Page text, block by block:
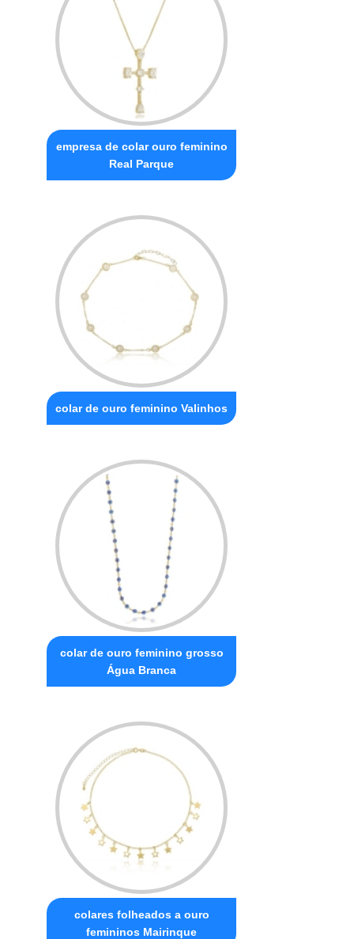
empresa de colar ouro feminino
Real Parque
colar de ouro feminino Valinhos
colar de ouro feminino grosso
Água Branca
colares folheados a ouro
femininos Mairinque